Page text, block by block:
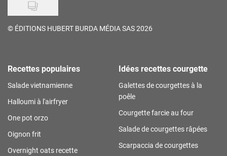
© ÉDITIONS HUBERT BURDA MÉDIA SAS 2026
Recettes populaires
Salade vietnamienne
Halloumi à l'airfryer
One pot orzo
Oignon frit
Overnight oats recette
Idées recettes courgette
Galettes de courgettes à la
poêle
Courgette farcie au four
Salade de courgettes râpées
Scarpaccia de courgettes